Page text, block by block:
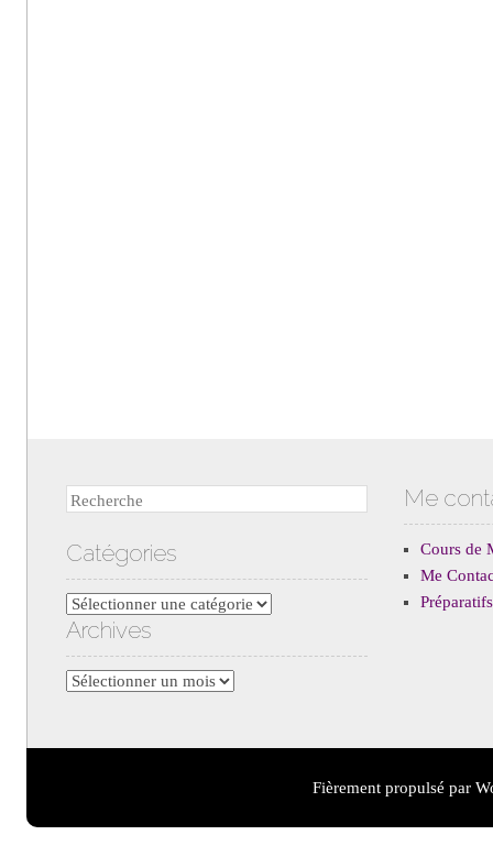
Recherche
Catégories
Catégories
Archives
Archives
Me
Cours de
Me
Fièrement propulsé par